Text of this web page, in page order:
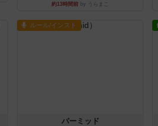
約13時間前 by うらまこ
ルール/インスト
パーミッド